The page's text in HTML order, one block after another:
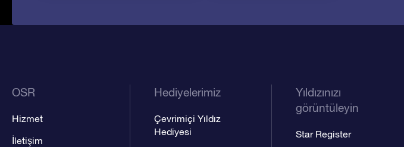
OSR
Hizmet
İletişim
Hediyelerimiz
Çevrimiçi Yıldız
Hediyesi
Yıldızınızı
görüntüleyin
Star Register